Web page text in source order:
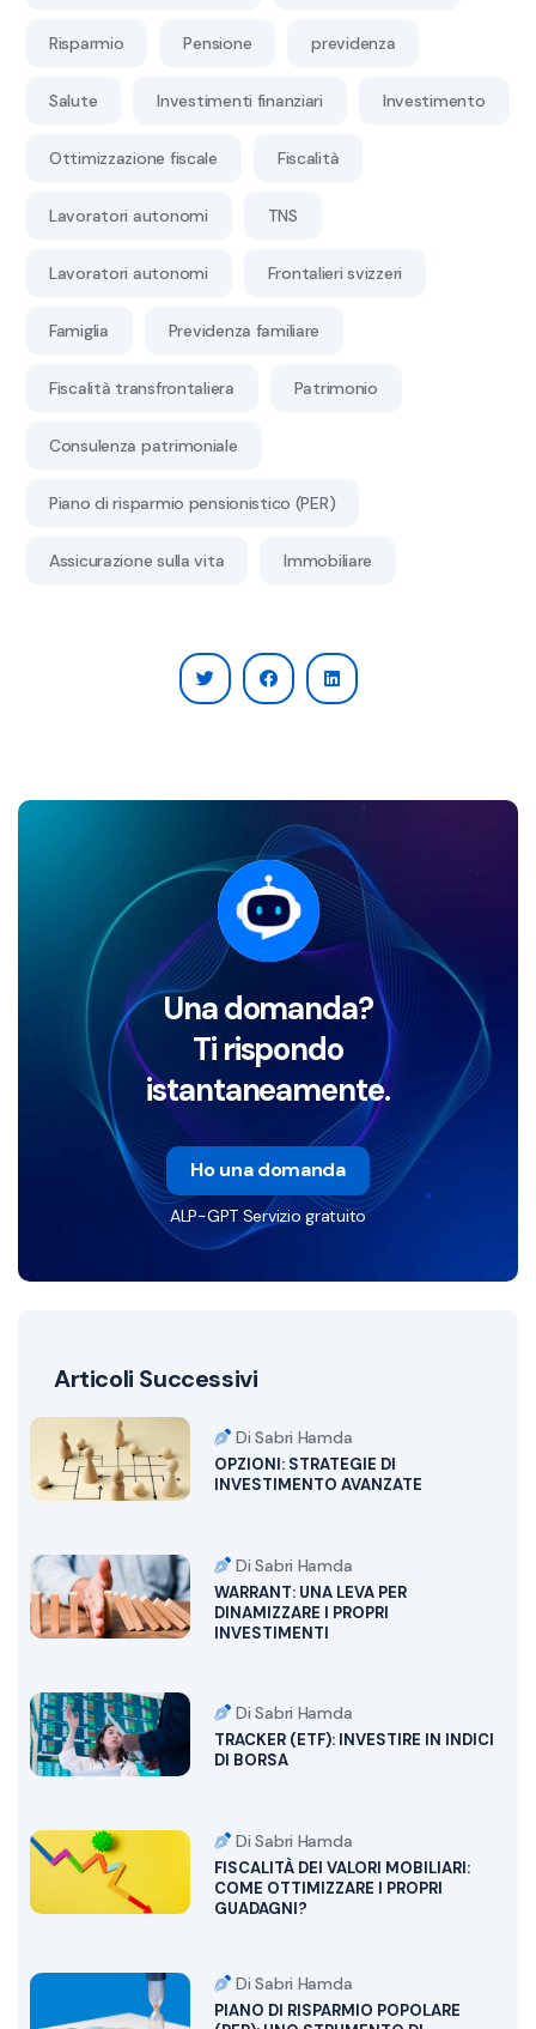
Risparmio Pensione previdenza
Salute Investimenti finanziari Investimento
Ottimizzazione fiscale Fiscalità
Lavoratori autonomi TNS
Lavoratori autonomi Frontalieri svizzeri
Famiglia Previdenza familiare
Fiscalità transfrontaliera Patrimonio
Consulenza patrimoniale
Piano di risparmio pensionistico (PER)
Assicurazione sulla vita Immobiliare
Una domanda?
Ti rispondo
istantaneamente.
Ho una domanda
ALP-GPT Servizio gratuito
Articoli Successivi
Di Sabri Hamda
OPZIONI: STRATEGIE DI
INVESTIMENTO AVANZATE
Di Sabri Hamda
WARRANT: UNA LEVA PER
DINAMIZZARE I PROPRI
INVESTIMENTI
Di Sabri Hamda
TRACKER (ETF): INVESTIRE IN INDICI
DI BORSA
Di Sabri Hamda
FISCALITÀ DEI VALORI MOBILIARI:
COME OTTIMIZZARE I PROPRI
GUADAGNI?
Di Sabri Hamda
PIANO DI RISPARMIO POPOLARE